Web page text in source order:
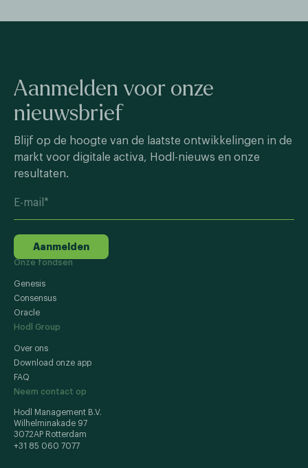
Aanmelden voor onze
nieuwsbrief
Blijf op de hoogte van de laatste ontwikkelingen in de
markt voor digitale activa, Hodl-nieuws en onze
resultaten.
Aanmelden
Onze fondsen
Genesis
Consensus
Oracle
Hodl Group
Over ons
Download onze app
FAQ
Neem contact op
Hodl Management B.V.
Wilhelminakade 97
3072AP Rotterdam
+31 85 060 7077